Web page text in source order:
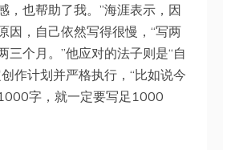
，也帮助了我。”海涯表示，因
因，自己依然写得很慢，“写两
三个月。”他应对的法子则是“自
作计划并严格执行，“比如说今
字，就一定要写足1000